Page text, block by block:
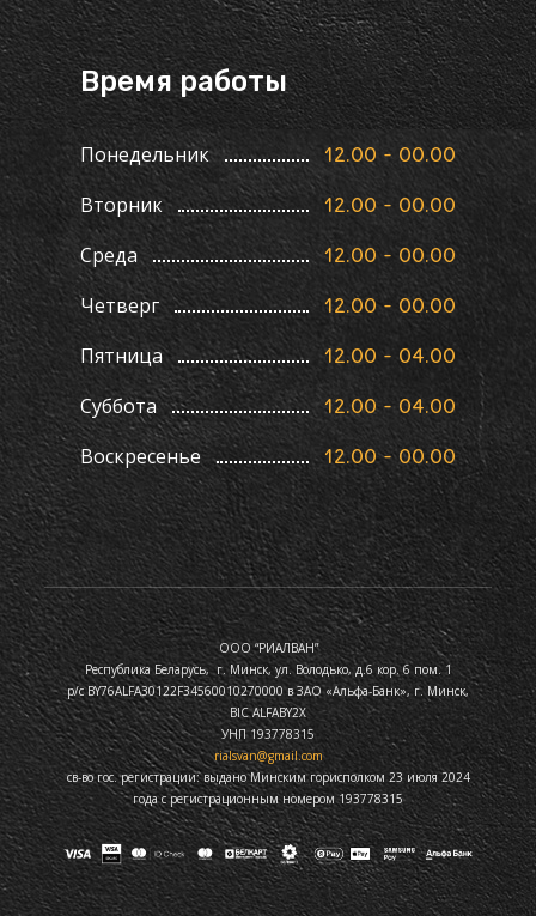
Время работы
Понедельник 12.00 - 00.00
Вторник 12.00 - 00.00
Среда 12.00 - 00.00
Четверг 12.00 - 00.00
Пятница 12.00 - 04.00
Суббота 12.00 - 04.00
Воскресенье 12.00 - 00.00
ООО “РИАЛВАН”
Республика Беларусь, г. Минск, ул. Володько, д.6 кор. 6 пом. 1
р/с BY76ALFA30122F34560010270000 в ЗАО «Альфа-Банк», г. Минск,
BIC ALFABY2X
УНП 193778315
rialsvan@gmail.com
св-во гос. регистрации: выдано Минским горисполком 23 июля 2024
года с регистрационным номером 193778315